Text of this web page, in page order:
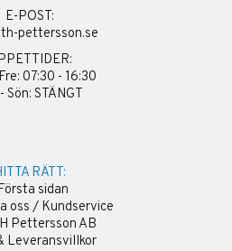
E-POST:
pettersson.se
07:30 - 16:30
Sön: STÄNGT
RÄTT:
sidan
oss / Kundservice
Pettersson AB
Leveransvillkor